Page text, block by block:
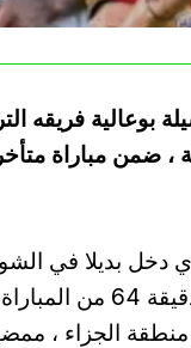
بوعالية فريقه
دخل بديلا في
هدف في الدقيقة
الجزاء ،